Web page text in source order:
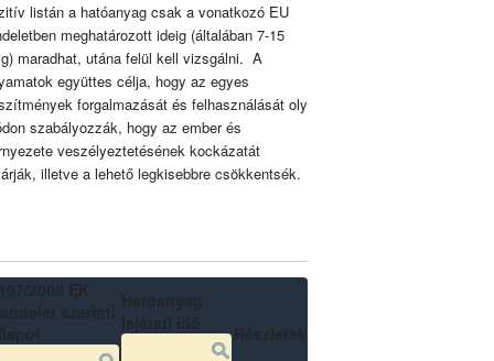
listán a hatóanyag csak a vonatkozó EU
meghatározott ideig (általában 7-15
maradhat, utána felül kell vizsgálni. A
együttes célja, hogy az egyes
forgalmazását és felhasználását oly
szabályozzák, hogy az ember és
veszélyeztetésének kockázatát
illetve a lehető legkisebbre csökkentsék.